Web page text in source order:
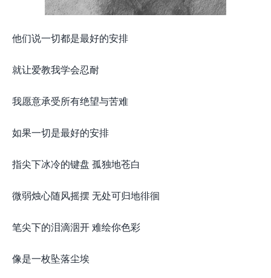
他们说一切都是最好的安排
就让爱教我学会忍耐
我愿意承受所有绝望与苦难
如果一切是最好的安排
指尖下冰冷的键盘 孤独地苍白
微弱烛心随风摇摆 无处可归地徘徊
笔尖下的泪滴洇开 难绘你色彩
像是一枚坠落尘埃